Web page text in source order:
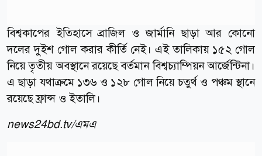
বিশ্বকাপের ইতিহাসে ব্রাজিল ও জার্মানি ছাড়া আর কোনো
দলের দুইশ গোল করার কীর্তি নেই। এই তালিকায় ১৫২ গোল
নিয়ে তৃতীয় অবস্থানে রয়েছে বর্তমান বিশ্বচ্যাম্পিয়ন আর্জেন্টিনা।
এ ছাড়া যথাক্রমে ১৩৬ ও ১২৮ গোল নিয়ে চতুর্থ ও পঞ্চম স্থানে
রয়েছে ফ্রান্স ও ইতালি।
news24bd.tv/এমএ